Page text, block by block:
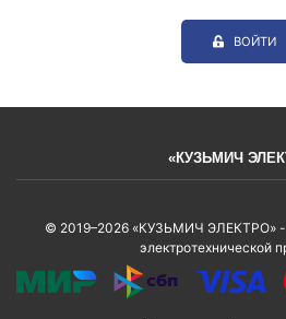
ВОЙТИ
«КУЗЬМИЧ
© 2019–2026 «КУЗЬМИЧ ЭЛЕКТРО» -
электротехнической